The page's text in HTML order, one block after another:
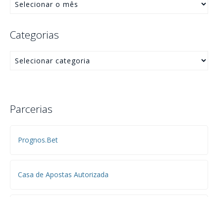
Categorias
Parcerias
Prognos.Bet
Casa de Apostas Autorizada